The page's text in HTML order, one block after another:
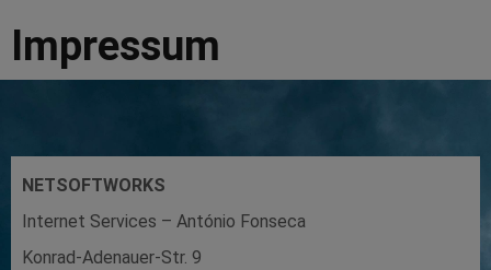
Impressum
NETSOFTWORKS
Internet Services – António Fonseca
Konrad-Adenauer-Str. 9